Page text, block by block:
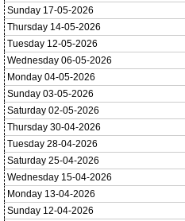
Sunday 17-05-2026
Thursday 14-05-2026
Tuesday 12-05-2026
Wednesday 06-05-2026
Monday 04-05-2026
Sunday 03-05-2026
Saturday 02-05-2026
Thursday 30-04-2026
Tuesday 28-04-2026
Saturday 25-04-2026
Wednesday 15-04-2026
Monday 13-04-2026
Sunday 12-04-2026